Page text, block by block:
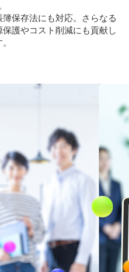
保存法にも対応。さらなる
護やコスト削減にも貢献し